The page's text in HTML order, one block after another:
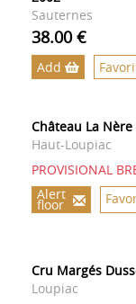
Sauternes
38.00 €
Add
Château La Nère
Haut-Loupiac
PROVISIONAL
Alert
floor
Cru Margés
Loupiac